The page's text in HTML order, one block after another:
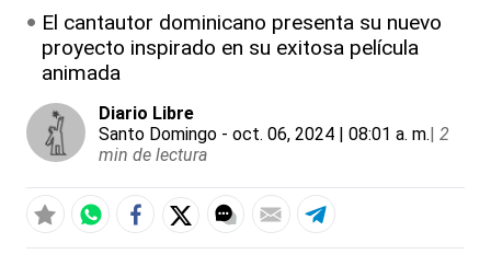
El cantautor dominicano presenta su nuevo
proyecto inspirado en su exitosa película
animada
Diario Libre
Santo Domingo - oct. 06, 2024 | 08:01 a. m.| 2
min de lectura